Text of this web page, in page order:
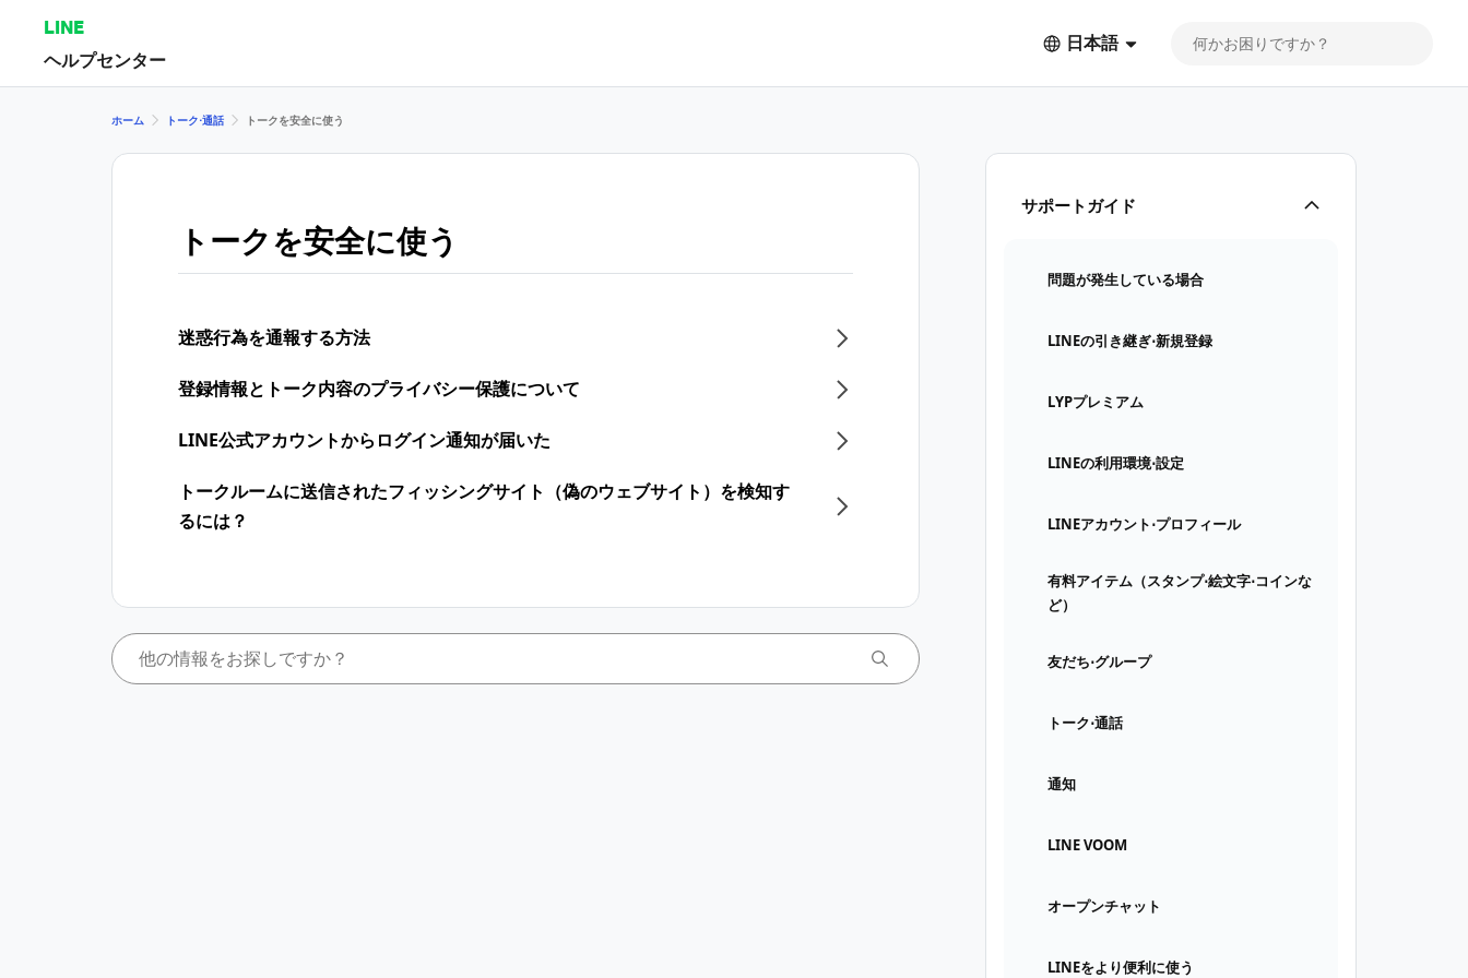
LINE
ヘルプセンター
日本語
サポートガイド
問題が発生している場合
LINEの引き継ぎ⋅新規登録
LYPプレミアム
LINEの利用環境⋅設定
LINEアカウント⋅プロフィール
有料アイテム（スタンプ⋅絵文字⋅コインな
ど）
友だち⋅グループ
トーク⋅通話
通知
LINE VOOM
オープンチャット
LINEをより便利に使う
ホーム トーク⋅通話 トークを安全に使う
トークを安全に使う
迷惑行為を通報する方法
登録情報とトーク内容のプライバシー保護について
LINE公式アカウントからログイン通知が届いた
トークルームに送信されたフィッシングサイト（偽のウェブサイト）を検知す
るには？